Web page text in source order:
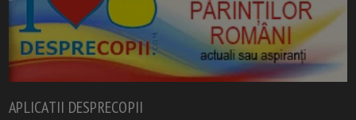
APLICATII DESPRECOPII